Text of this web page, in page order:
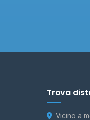
Trova
Vicino a